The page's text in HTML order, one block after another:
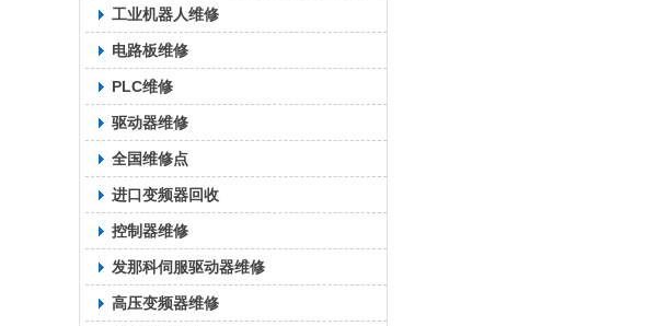
工业机器人维修
电路板维修
PLC维修
驱动器维修
全国维修点
进口变频器回收
控制器维修
发那科伺服驱动器维修
高压变频器维修